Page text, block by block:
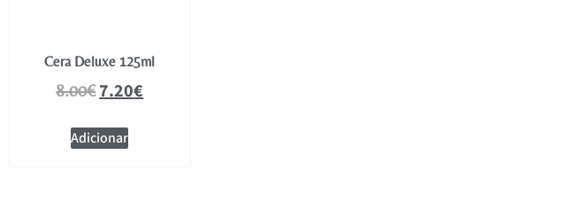
Cera Deluxe 125ml
8.00€7.20€
Adicionar